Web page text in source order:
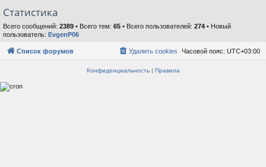
Статистика
Всего сообщений: 2389 • Всего тем: 65 • Всего пользователей: 274 • Новый
пользователь: EvgenP06
Список форумов Часовой пояс: UTC+03:00
Удалить cookies
Конфиденциальность| Правила